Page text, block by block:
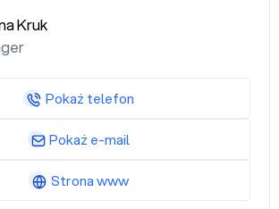
Kruk
Pokaż telefon
Pokaż e-mail
Strona www